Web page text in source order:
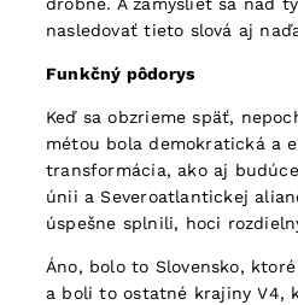
nasledovať tieto slová aj
Funkčný pôdorys
Keď sa obzrieme späť,
métou bola demokratická a
transformácia, ako aj
únii a Severoatlantickej
úspešne splnili, hoci
Áno, bolo to Slovensko,
a boli to ostatné krajiny V4,